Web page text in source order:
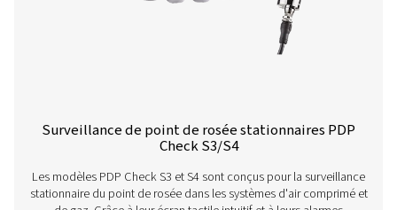
Contrôleurs de point de rosée
point de rosée dans les circuits d'air comprimé et de
en permanence, il fournit des relevés continus et
entreprises à détecter efficacement l'humidité
maintenir des performances système